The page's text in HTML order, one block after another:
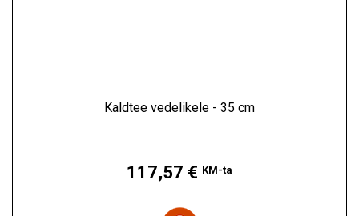
Kaldtee vedelikele - 35 cm
117,57 € KM-ta